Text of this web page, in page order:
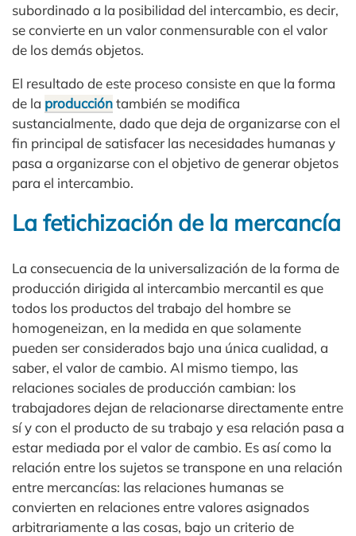
subordinado a la posibilidad del intercambio, es decir,
se convierte en un valor conmensurable con el valor
de los demás objetos.
El resultado de este proceso consiste en que la forma
de la produccióntambién se modifica
sustancialmente, dado que deja de organizarse con el
fin principal de satisfacer las necesidades humanas y
pasa a organizarse con el objetivo de generar objetos
para el intercambio.
La fetichización de la mercancía
La consecuencia de la universalización de la forma de
producción dirigida al intercambio mercantil es que
todos los productos del trabajo del hombre se
homogeneizan, en la medida en que solamente
pueden ser considerados bajo una única cualidad, a
saber, el valor de cambio. Al mismo tiempo, las
relaciones sociales de producción cambian: los
trabajadores dejan de relacionarse directamente entre
sí y con el producto de su trabajo y esa relación pasa a
estar mediada por el valor de cambio. Es así como la
relación entre los sujetos se transpone en una relación
entre mercancías: las relaciones humanas se
convierten en relaciones entre valores asignados
arbitrariamente a las cosas, bajo un criterio de